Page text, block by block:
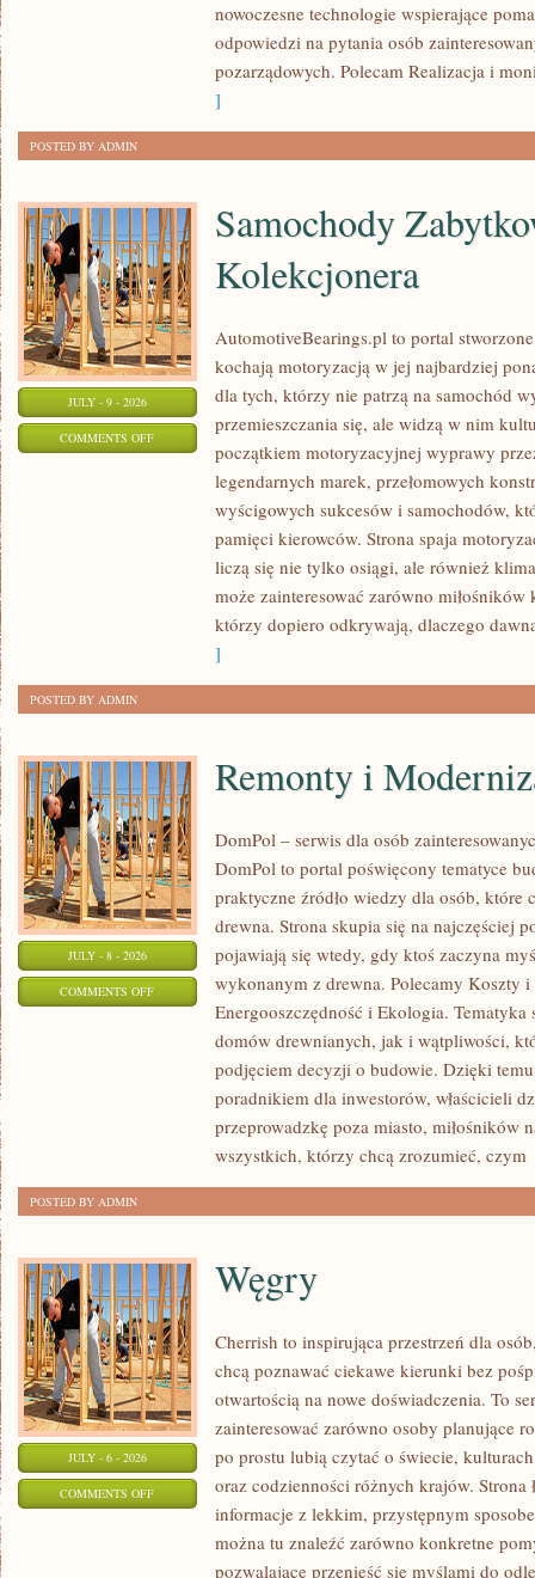
nowoczesne technologie wspierające
odpowiedzi na pytania osób
pozarządowych. Polecam Realizacja i
]
POSTED BY ADMIN
JULY - 9 - 2026
COMMENTS OFFON
SAMOCHODY
Samochody
Kolekcjonera
AutomotiveBearings.pl to portal
kochają motoryzacją w jej najbardziej
dla tych, którzy nie patrzą na samochód
przemieszczania się, ale widzą w nim
początkiem motoryzacyjnej wyprawy
legendarnych marek, przełomowych
wyścigowych sukcesów i samochodów,
pamięci kierowców. Strona spaja
liczą się nie tylko osiągi, ale również
może zainteresować zarówno
którzy dopiero odkrywają, dlaczego
]
POSTED BY ADMIN
JULY - 8 - 2026
COMMENTS OFFON
MODERNIZACJE
Remonty i
DomPol – serwis dla osób
DomPol to portal poświęcony tematyce
praktyczne źródło wiedzy dla osób, które
drewna. Strona skupia się na najczęściej
pojawiają się wtedy, gdy ktoś zaczyna
wykonanym z drewna. Polecamy Koszty i
Energooszczędność i Ekologia.
domów drewnianych, jak i wątpliwości,
podjęciem decyzji o budowie. Dzięki
poradnikiem dla inwestorów, właścicieli
przeprowadzkę poza miasto, miłośników
wszystkich, którzy chcą zrozumieć, czym
POSTED BY ADMIN
JULY - 6 - 2026
COMMENTS OFFON
Węgry
Cherrish to inspirująca przestrzeń dla
chcą poznawać ciekawe kierunki bez
otwartością na nowe doświadczenia. To
zainteresować zarówno osoby planujące
po prostu lubią czytać o świecie,
oraz codzienności różnych krajów. Strona
informacje z lekkim, przystępnym
można tu znaleźć zarówno konkretne
pozwalające przenieść się myślami do